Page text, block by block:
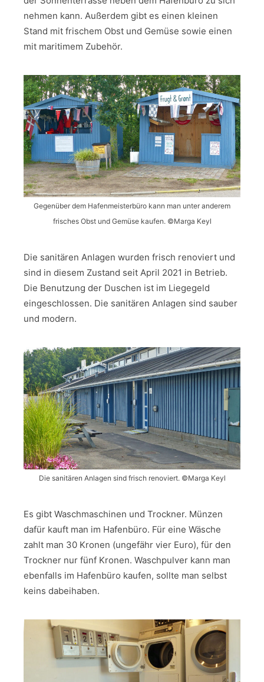
nehmen kann. Außerdem gibt es einen kleinen
Stand mit frischem Obst und Gemüse sowie einen
mit maritimem Zubehör.
Gegenüber dem Hafenmeisterbüro kann man unter anderem
frisches Obst und Gemüse kaufen. ©Marga Keyl
Die sanitären Anlagen wurden frisch renoviert und
sind in diesem Zustand seit April 2021 in Betrieb.
Die Benutzung der Duschen ist im Liegegeld
eingeschlossen. Die sanitären Anlagen sind sauber
und modern.
Die sanitären Anlagen sind frisch renoviert. ©Marga Keyl
Es gibt Waschmaschinen und Trockner. Münzen
dafür kauft man im Hafenbüro. Für eine Wäsche
zahlt man 30 Kronen (ungefähr vier Euro), für den
Trockner nur fünf Kronen. Waschpulver kann man
ebenfalls im Hafenbüro kaufen, sollte man selbst
keins dabeihaben.